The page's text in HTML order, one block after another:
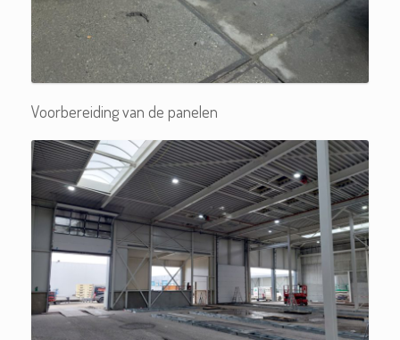
Voorbereiding van de panelen